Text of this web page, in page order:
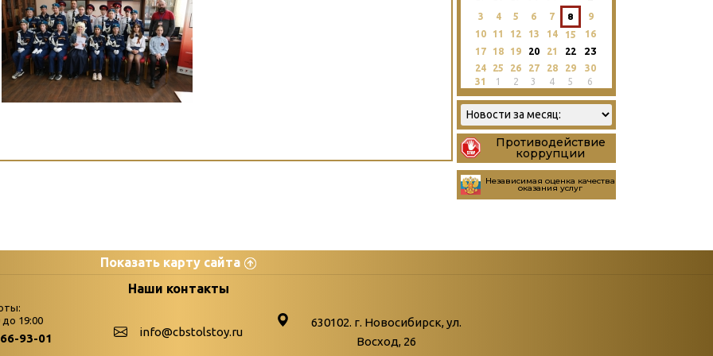
3 4 5 6 7 8
9
10
11 12 13 14 15
16
17
18 19 20 21 22 23
24 25 26 27 28 29
30
31
1 2 3 4 5 6
Противодействие
коррупции
Независимая оценка качества
оказания услуг
Показать карту сайта
palitra
Бюллетень новых поступлений
Война. Народ. Победа.
Наши контакты
до 19:00
93-01 info@cbstolstoy.ru
630102. г. Новосибирск, ул.
Восход, 26